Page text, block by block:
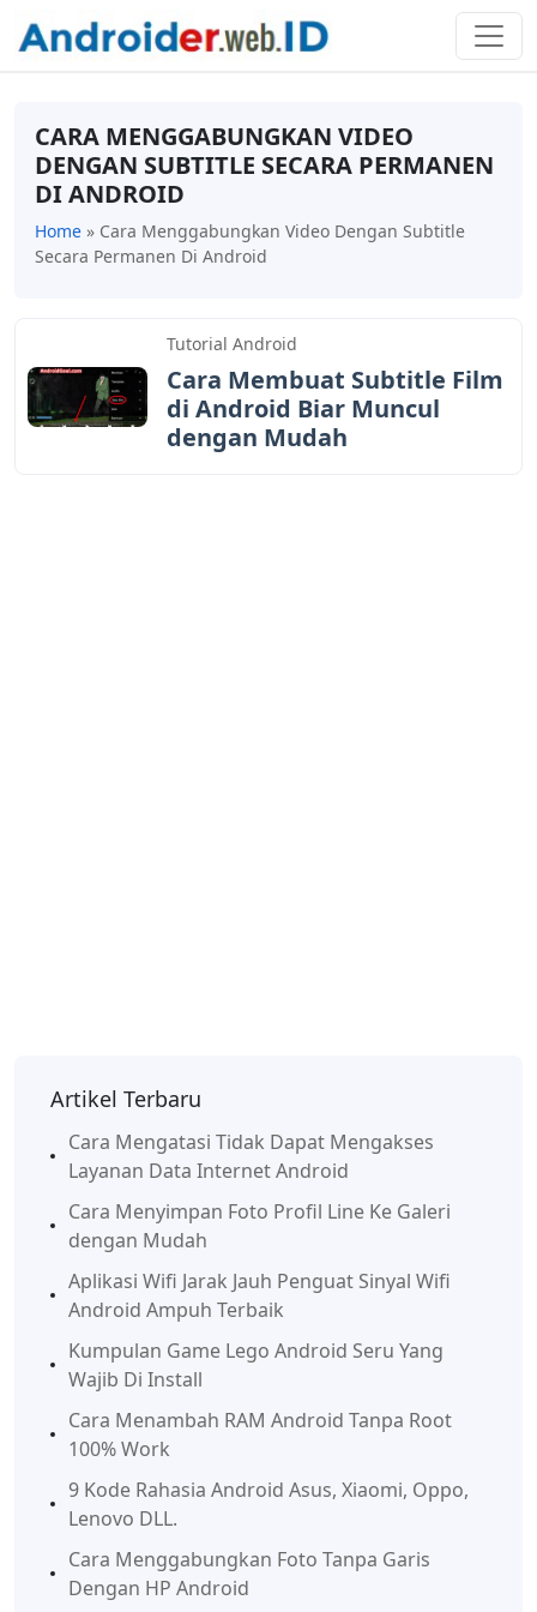
CARA MENGGABUNGKAN VIDEO
DENGAN SUBTITLE SECARA PERMANEN
DI ANDROID
Home » Cara Menggabungkan Video Dengan Subtitle
Secara Permanen Di Android
Tutorial Android
Cara Membuat Subtitle Film
di Android Biar Muncul
dengan Mudah
Artikel Terbaru
Cara Mengatasi Tidak Dapat Mengakses
Layanan Data Internet Android
Cara Menyimpan Foto Profil Line Ke Galeri
dengan Mudah
Aplikasi Wifi Jarak Jauh Penguat Sinyal Wifi
Android Ampuh Terbaik
Kumpulan Game Lego Android Seru Yang
Wajib Di Install
Cara Menambah RAM Android Tanpa Root
100% Work
9 Kode Rahasia Android Asus, Xiaomi, Oppo,
Lenovo DLL.
Cara Menggabungkan Foto Tanpa Garis
Dengan HP Android